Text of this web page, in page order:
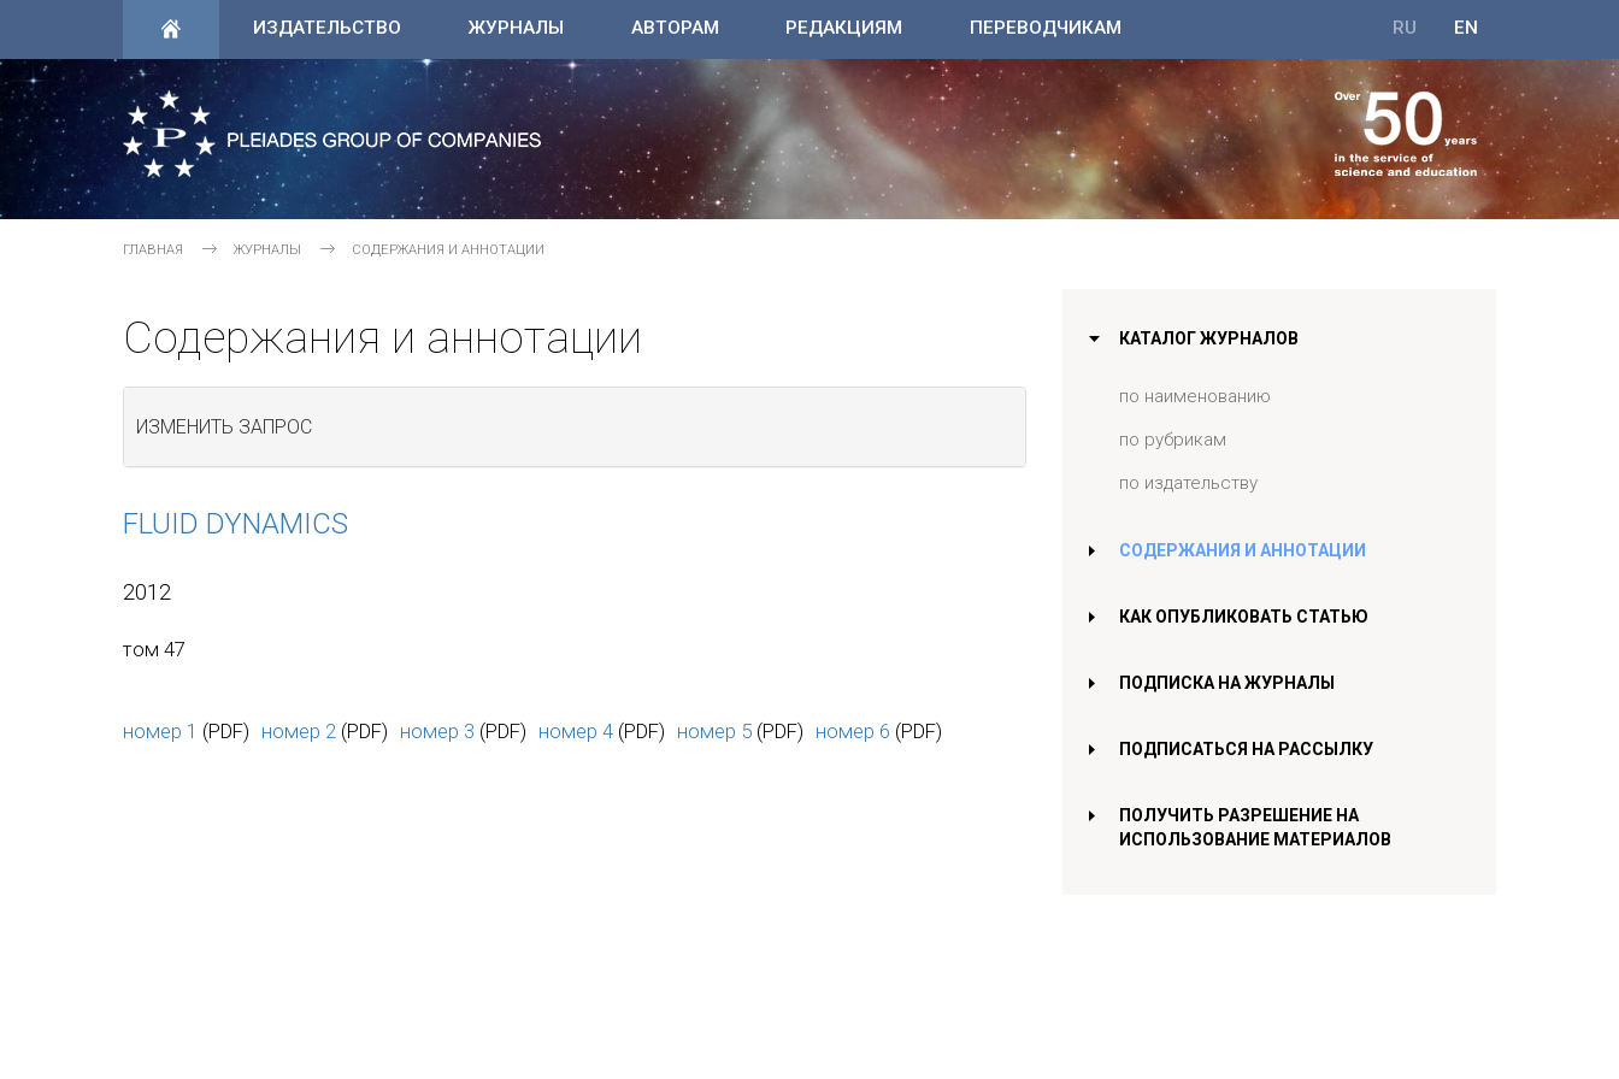
ИЗДАТЕЛЬСТВО ЖУРНАЛЫ АВТОРАМ РЕДАКЦИЯМ ПЕРЕВОДЧИКАМ EN
RU
ГЛАВНАЯ ЖУРНАЛЫ СОДЕРЖАНИЯ И АННОТАЦИИ
Содержания и аннотации
ИЗМЕНИТЬ ЗАПРОС
FLUID DYNAMICS
2012
том 47
номер 1 (PDF) номер 2 (PDF) номер 3 (PDF) номер 4 (PDF) номер 5 (PDF) номер 6 (PDF)
КАТАЛОГ ЖУРНАЛОВ
по наименованию
по рубрикам
по издательству
СОДЕРЖАНИЯ И АННОТАЦИИ
КАК ОПУБЛИКОВАТЬ СТАТЬЮ
ПОДПИСКА НА ЖУРНАЛЫ
ПОДПИСАТЬСЯ НА РАССЫЛКУ
ПОЛУЧИТЬ РАЗРЕШЕНИЕ НА
ИСПОЛЬЗОВАНИЕ МАТЕРИАЛОВ